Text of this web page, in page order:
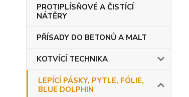
PROTIPLÍSŇOVÉ A ČISTÍCÍ
NÁTĚRY
PŘÍSADY DO BETONŮ A MALT
KOTVÍCÍ TECHNIKA
LEPÍCÍ PÁSKY, PYTLE, FÓLIE,
BLUE DOLPHIN